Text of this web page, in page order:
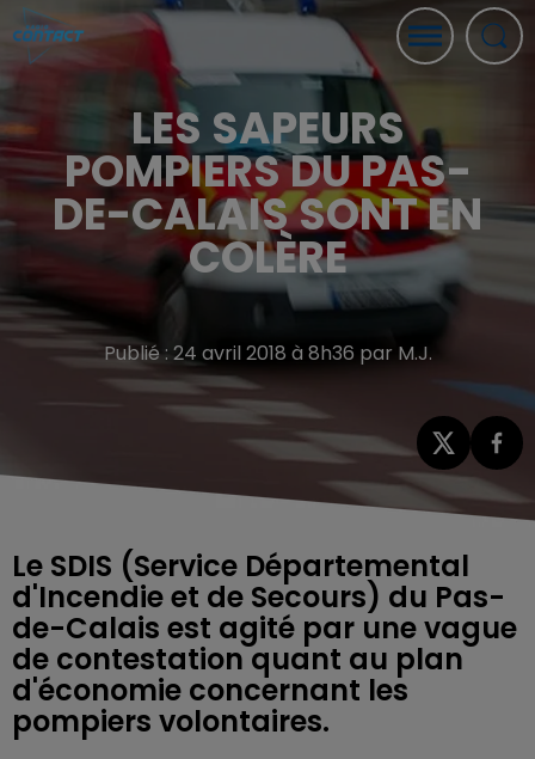
LES SAPEURS
POMPIERS DU PAS-
DE-CALAIS SONT EN
COLÈRE
Publié : 24 avril 2018 à 8h36 par M.J.
Le SDIS (Service Départemental
d'Incendie et de Secours) du Pas-
de-Calais est agité par une vague
de contestation quant au plan
d'économie concernant les
pompiers volontaires.